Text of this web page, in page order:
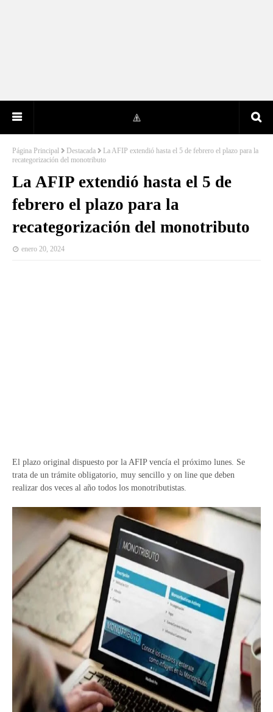
Página Principal Destacada
La AFIP extendió hasta el 5 de febrero el plazo para la
recategorización del monotributo
La AFIP extendió hasta el 5 de
febrero el plazo para la
recategorización del monotributo
enero 20, 2024
El plazo original dispuesto por la AFIP vencía el próximo lunes. Se
trata de un trámite obligatorio, muy sencillo y on line que deben
realizar dos veces al año todos los monotributistas.